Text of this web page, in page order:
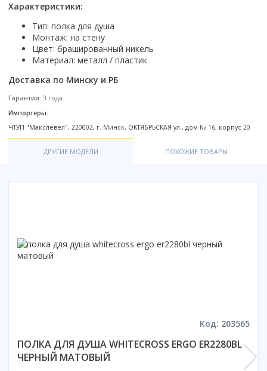
Полукруглая
Смотреть все
Способ открывания
С раздвижной дверью
С распашной дверью
Со складной дверью
С открывающейся дверью
Высота кабины
Высокие
200 см
Комплектующие
Сифоны
Характеристики:
Тип: полка для душа
Монтаж: на стену
Цвет: брашированный никель
Материал: металл / пластик
Доставка по Минску и РБ
Гарантия: 3 года
Импортеры:
ЧТУП "Макслевел", 220002, г. Минск, ОКТЯБРЬСКАЯ ул., дом № 16, корпус 20
ДРУГИЕ МОДЕЛИ ПОХОЖИЕ ТОВАРЫ
Код: 203565
ПОЛКА ДЛЯ ДУША WHITECROSS ERGO ER2280BL
ЧЕРНЫЙ МАТОВЫЙ